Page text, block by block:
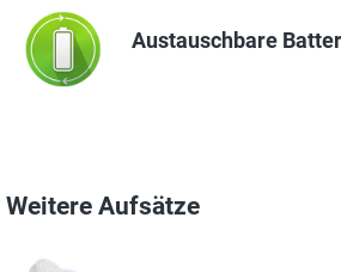
Austauschbare
Weitere Aufsätze